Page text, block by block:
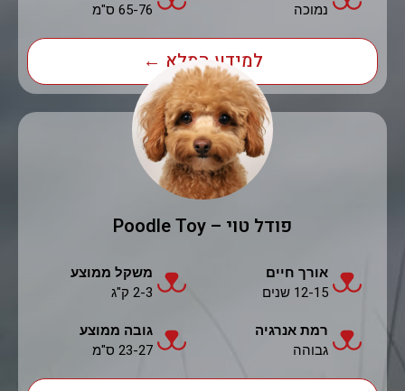
נמוכה
65-76 ס"מ
למידע המלא ←
פודל טוי – Poodle Toy
אורך חיים
12-15 שנים
משקל ממוצע
2-3 ק"ג
רמת אנרגיה
גבוהה
גובה ממוצע
23-27 ס"מ